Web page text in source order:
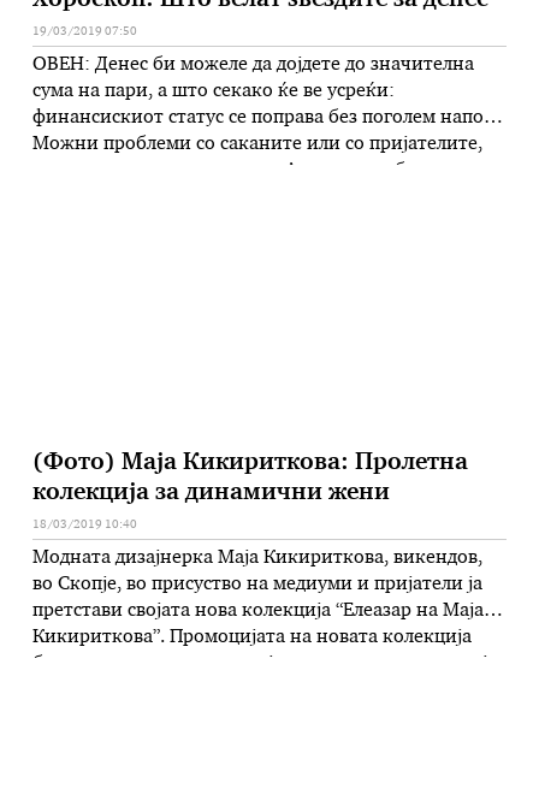
19/03/2019 07:50
ОВЕН: Денес би можеле да дојдете до значителна
сума на пари, а што секако ќе ве усреќи:
финансискиот статус се поправа без поголем напор.
Можни проблеми со саканите или со пријателите,
(Фото) Маја Кикириткова: Пролетна
колекција за динамични жени
18/03/2019 10:40
Модната дизајнерка Маја Кикириткова, викендов,
во Скопје, во присуство на медиуми и пријатели ја
претстави својата нова колекција “Елеазар на Маја
Кикириткова”. Промоцијата на новата колекција